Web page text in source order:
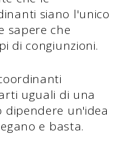
siano l'unico
sapere che
di congiunzioni.
uguali di una
dipendere un'idea
e basta.